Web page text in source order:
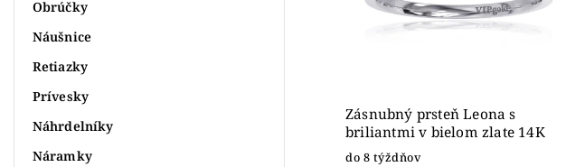
Obrúčky
Náušnice
Retiazky
Prívesky
Náhrdelníky
Náramky
Zásnubný prsteň Leona s
briliantmi v bielom zlate 14K
do 8 týždňov